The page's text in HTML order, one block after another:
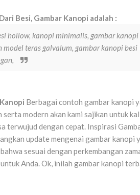
Besi, Gambar Kanopi adalah :
hollow, kanopi minimalis, gambar kanopi
teras galvalum, gambar kanopi besi
Berbagai contoh gambar kanopi
modern akan kami sajikan untuk
terwujud dengan cepat. Inspirasi
update mengenai gambar kanopi
sesuai dengan perkembangan
Anda. Ok, inilah gambar kanopi